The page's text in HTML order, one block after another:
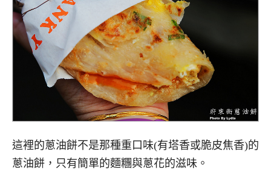
這裡的蔥油餅不是那種重口味(有塔香或脆皮焦香)的
蔥油餅，只有簡單的麵糰與蔥花的滋味。